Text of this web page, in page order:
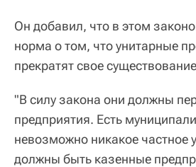
Он добавил, что в этом
норма о том, что унитарные
прекратят свое
"В силу закона они должны
предприятия. Есть
невозможно никакое частное
должны быть казенные